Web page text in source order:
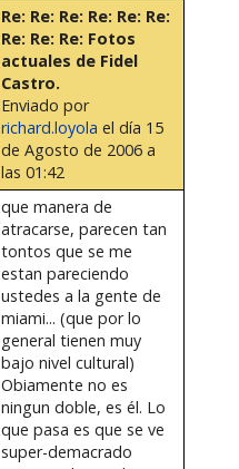
Re: Re: Re: Re: Re: Re:
Re: Re: Re: Fotos
actuales de Fidel
Castro.
Enviado por
richard.loyola el día 15
de Agosto de 2006 a
las 01:42
que manera de
atracarse, parecen tan
tontos que se me
estan pareciendo
ustedes a la gente de
miami... (que por lo
general tienen muy
bajo nivel cultural)
Obiamente no es
ningun doble, es él. Lo
que pasa es que se ve
super-demacrado